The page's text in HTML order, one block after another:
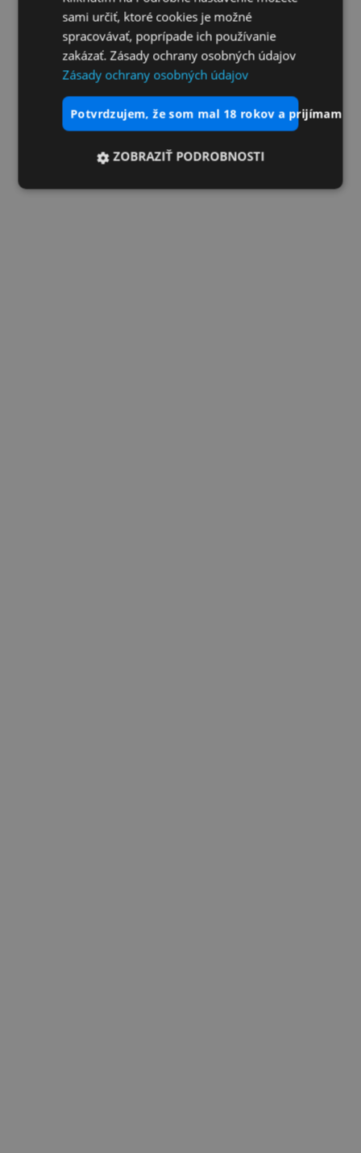
sami určiť, ktoré cookies je možné
spracovávať, poprípade ich používanie
zakázať. Zásady ochrany osobných údajov
Zásady ochrany osobných údajov
potvrdzujem, že som mal 18 rokov a prijímam
ZOBRAZIŤ PODROBNOSTI